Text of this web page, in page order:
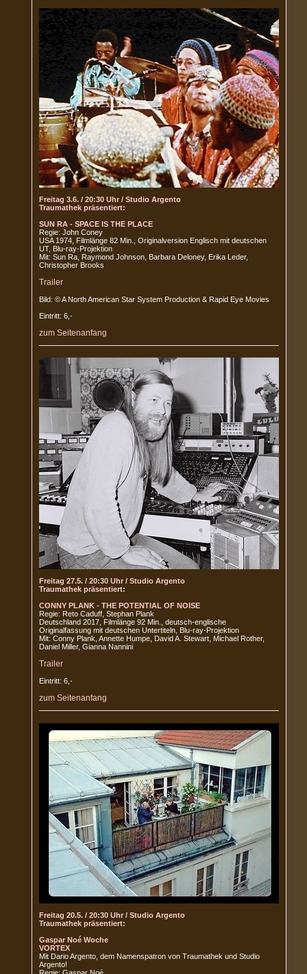
Freitag 3.6. / 20:30 Uhr / Studio Argento
Traumathek präsentiert:
SUN RA - SPACE IS THE PLACE
Regie: John Coney
USA 1974, Filmlänge 82 Min., Originalversion Englisch mit deutschen
UT, Blu-ray-Projektion
Mit: Sun Ra, Raymond Johnson, Barbara Deloney, Erika Leder,
Christopher Brooks
Trailer
Bild: © A North American Star System Production & Rapid Eye Movies
Eintritt: 6,-
zum Seitenanfang
Freitag 27.5. / 20:30 Uhr / Studio Argento
Traumathek präsentiert:
CONNY PLANK - THE POTENTIAL OF NOISE
Regie: Reto Caduff, Stephan Plank
Deutschland 2017, Filmlänge 92 Min., deutsch-englische
Originalfassung mit deutschen Untertiteln, Blu-ray-Projektion
Mit: Conny Plank, Annette Humpe, David A. Stewart, Michael Rother,
Daniel Miller, Gianna Nannini
Trailer
Eintritt: 6,-
zum Seitenanfang
Freitag 20.5. / 20:30 Uhr / Studio Argento
Traumathek präsentiert:
Gaspar Noé Woche
VORTEX
Mit Dario Argento, dem Namenspatron von Traumathek und Studio
Argento!
Regie: Gaspar Noé